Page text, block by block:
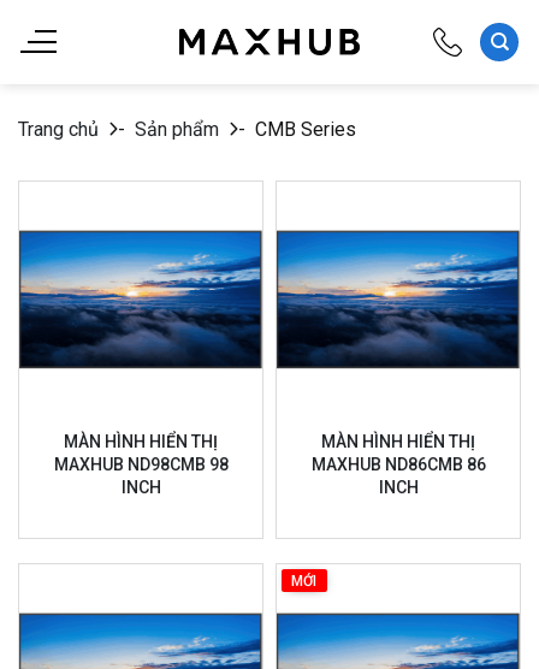
đến
Trang chủ
- Sản phẩm - CMB Series
MÀN HÌNH HIỂN THỊ
MAXHUB ND98CMB 98
INCH
MÀN HÌNH HIỂN THỊ
MAXHUB ND86CMB 86
INCH
MỚI